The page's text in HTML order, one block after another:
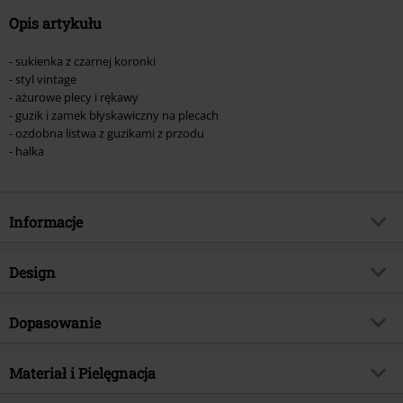
Opis artykułu
- sukienka z czarnej koronki
- styl vintage
- ażurowe plecy i rękawy
- guzik i zamek błyskawiczny na plecach
- ozdobna listwa z guzikami z przodu
- halka
Informacje
Numer artykułu
Brand
Data premiery
Design
Rodzaj artykułu
Wzór
Dopasowanie
Długość (odzież)
Materiał i Pielęgnacja